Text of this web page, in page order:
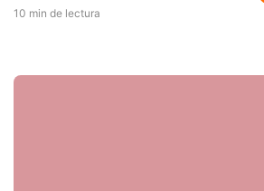
10 min de lectura